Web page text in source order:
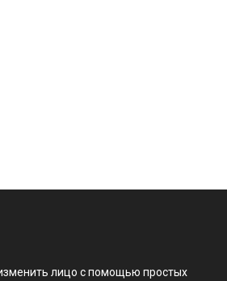
лицо с помощью простых